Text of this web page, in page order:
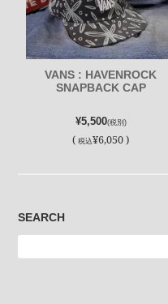
VANS : HAVENROCK
SNAPBACK CAP
¥5,500(税別)
(税込¥6,050 )
SEARCH